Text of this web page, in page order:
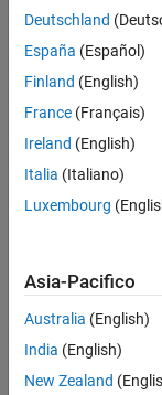
Deutschland
España (Español)
Finland (English)
France (Français)
Ireland (English)
Italia (Italiano)
Luxembourg
Asia-Pacifico
Australia (English)
India (English)
New Zealand
Antipirateria
© 1994-2026